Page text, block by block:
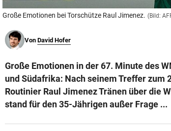
Große Emotionen bei Torschütze Raul Jimenez. (Bild:
Von David Hofer
Große Emotionen in der 67. Minute des
und Südafrika: Nach seinem Treffer zum
Routinier Raul Jimenez Tränen über die
stand für den 35-Jährigen außer Frage ...